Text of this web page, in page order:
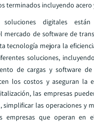
terminados incluyendo acero
soluciones digitales
mercado de software de
tecnología mejora la
soluciones,
de cargas y software
los costos y aseguran la
las empresas
simplificar las operaciones y
empresas que operan en